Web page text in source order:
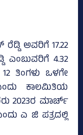
ಅವರಿಗೆ 17.22
ಎಂಬುವರಿಗೆ 4.32
ತಿಂಗಳು ಒಳಗೇ
ಕಾಲಮಿತಿಯ
2023ರ ಮಾರ್ಚ್‌
ಎ ಜಿ ಪತ್ರದಲ್ಲಿ